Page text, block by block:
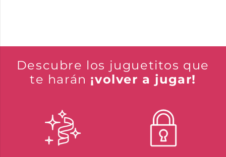
Descubre los juguetitos que
te harán ¡volver a jugar!